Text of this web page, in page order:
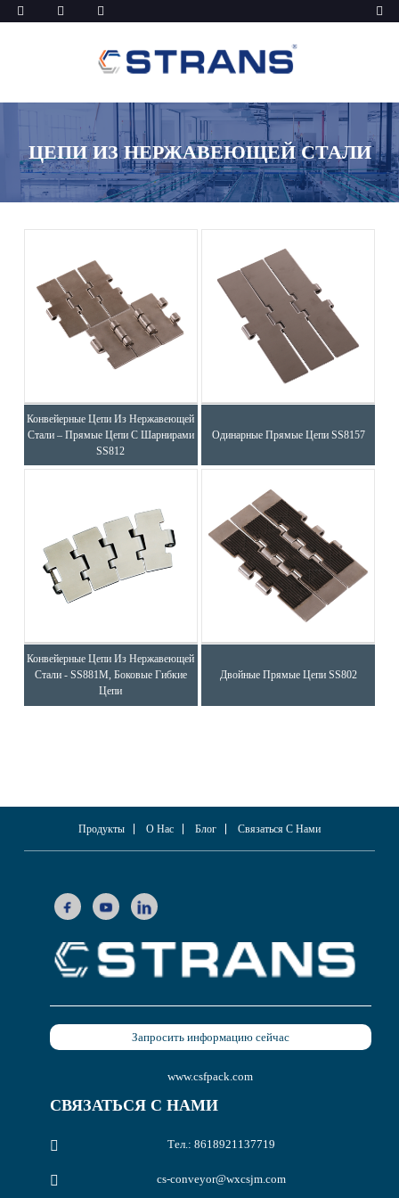
ЦЕПИ ИЗ НЕРЖАВЕЮЩЕЙ СТАЛИ
Конвейерные Цепи Из Нержавеющей
Стали – Прямые Цепи С Шарнирами
SS812
Одинарные Прямые Цепи SS8157
Конвейерные Цепи Из Нержавеющей
Стали - SS881M, Боковые Гибкие
Цепи
Двойные Прямые Цепи SS802
Продукты О Нас Блог Связаться С Нами
Запросить информацию сейчас
www.csfpack.com
СВЯЗАТЬСЯ С НАМИ
Тел.: 8618921137719
cs-conveyor@wxcsjm.com